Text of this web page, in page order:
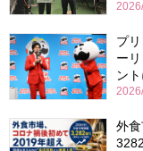
プ
ー
ン
外